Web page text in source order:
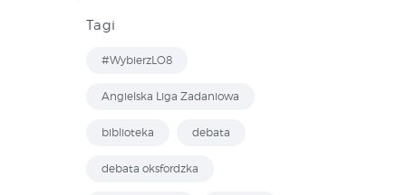
Tagi
#WybierzLO8
Angielska Liga Zadaniowa
biblioteka debata
debata oksfordzka